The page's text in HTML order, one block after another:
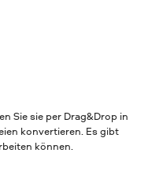
Sie sie per Drag&Drop in
konvertieren. Es gibt
können.